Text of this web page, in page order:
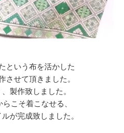
という布を活かした
させて頂きました。
製作致しました。
こそ着こなせる、
が完成致しました。